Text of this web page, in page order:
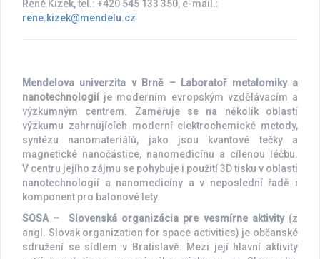
René Kizek, tel.: +420 545 133 350, e-mail.:
rene.kizek@mendelu.cz
Mendelova univerzita v Brně – Laboratoř metalomiky a
nanotechnologií je moderním evropským vzdělávacím a
výzkumným centrem. Zaměřuje se na několik oblastí
výzkumu zahrnujících moderní elektrochemické metody,
syntézu nanomateriálů, jako jsou kvantové tečky a
magnetické nanočástice, nanomedicínu a cílenou léčbu.
V centru jejího zájmu se pohybuje i použití 3D tisku v oblasti
nanotechnologií a nanomedicíny a v neposlední řadě i
komponent pro balonové lety.
SOSA – Slovenská organizácia pre vesmírne aktivity(z
angl. Slovak organization for space activities) je občanské
sdružení se sídlem v Bratislavě. Mezi její hlavní aktivity